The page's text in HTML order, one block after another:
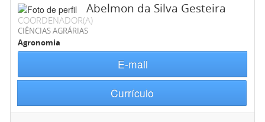
Abelmon da Silva Gesteira
COORDENADOR(A)
CIÊNCIAS AGRÁRIAS
Agronomia
E-mail
Currículo